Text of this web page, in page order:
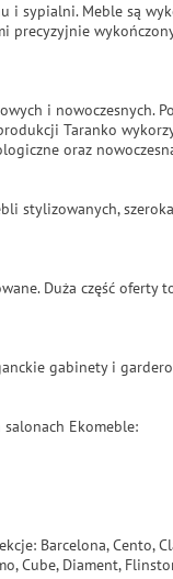
i sypialni. Meble są
i nowoczesnych.
Taranko
oraz
stylizowanych,
Duża część oferty
gabinety i
Ekomeble:
Barcelona, Cento,
Cube, Diament,